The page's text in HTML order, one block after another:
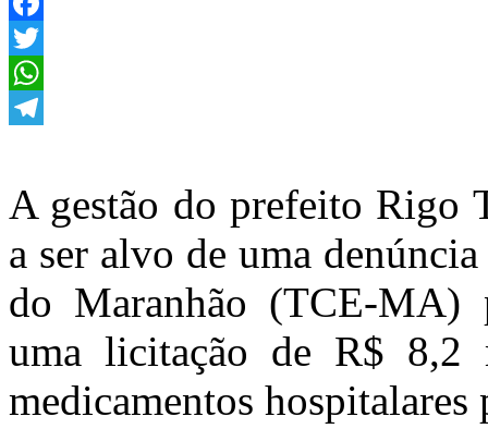
Facebook
Twitter
WhatsApp
A gestão do prefeito Rigo
a ser alvo de uma
do Maranhão (TCE-MA)
uma licitação de R$ 8,2
medicamentos hospitalares